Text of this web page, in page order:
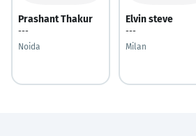
Prashant Thakur
---
Noida
Elvin steve
---
Milan